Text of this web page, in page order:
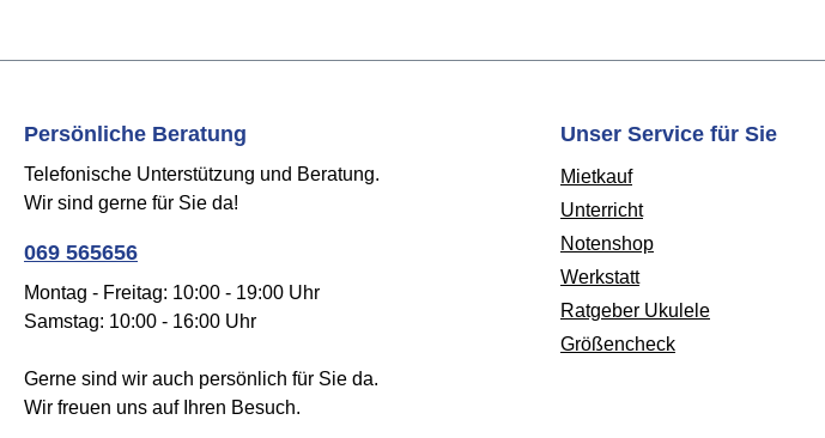
Persönliche Beratung
Telefonische Unterstützung und Beratung.
Wir sind gerne für Sie da!
069 565656
Montag - Freitag: 10:00 - 19:00 Uhr
Samstag: 10:00 - 16:00 Uhr
Gerne sind wir auch persönlich für Sie da.
Wir freuen uns auf Ihren Besuch.
Unser Service für Sie
Mietkauf
Unterricht
Notenshop
Werkstatt
Ratgeber Ukulele
Größencheck